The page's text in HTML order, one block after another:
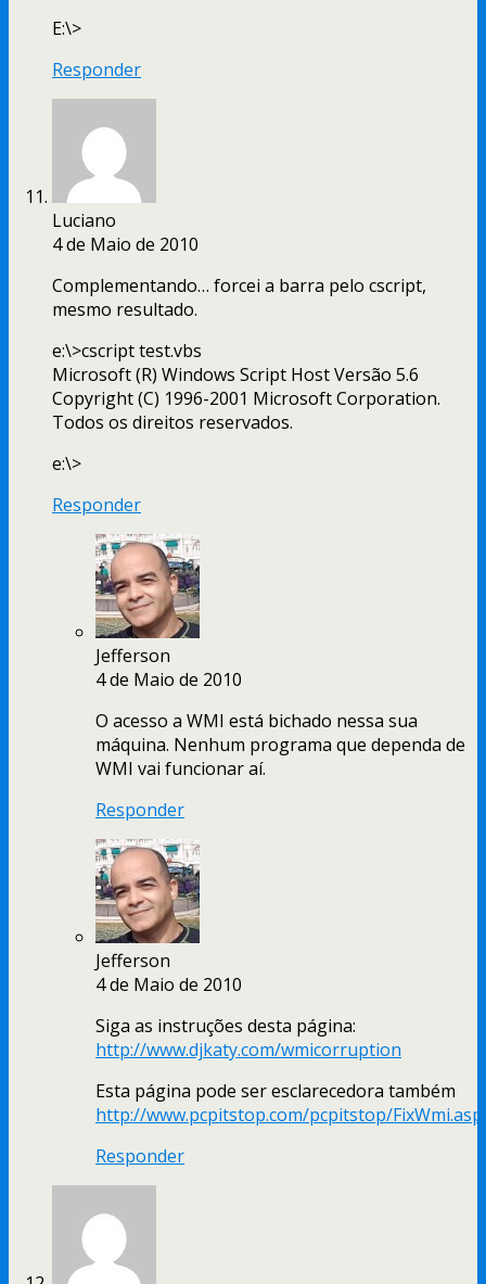
E:\>
Responder
Luciano
4 de Maio de 2010
Complementando… forcei a barra pelo cscript,
mesmo resultado.
e:\>cscript test.vbs
Microsoft (R) Windows Script Host Versão 5.6
Copyright (C) 1996-2001 Microsoft Corporation.
Todos os direitos reservados.
e:\>
Responder
Jefferson
4 de Maio de 2010
O acesso a WMI está bichado nessa sua
máquina. Nenhum programa que dependa de
WMI vai funcionar aí.
Responder
Jefferson
4 de Maio de 2010
Siga as instruções desta página:
http://www.djkaty.com/wmicorruption
Esta página pode ser esclarecedora também
http://www.pcpitstop.com/pcpitstop/FixWmi.asp
Responder